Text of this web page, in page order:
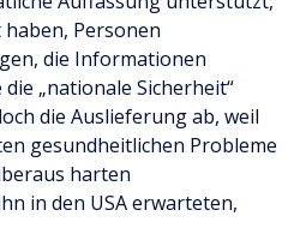
haben, Personen
die Informationen
„nationale Sicherheit“
die Auslieferung ab, weil
gesundheitlichen Probleme
harten
in den USA erwarteten,